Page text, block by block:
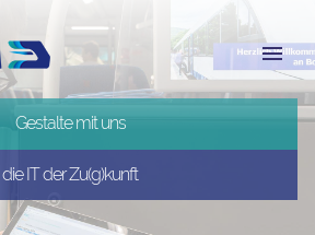
Gestalte mit uns
die IT der Zu(g)kunft